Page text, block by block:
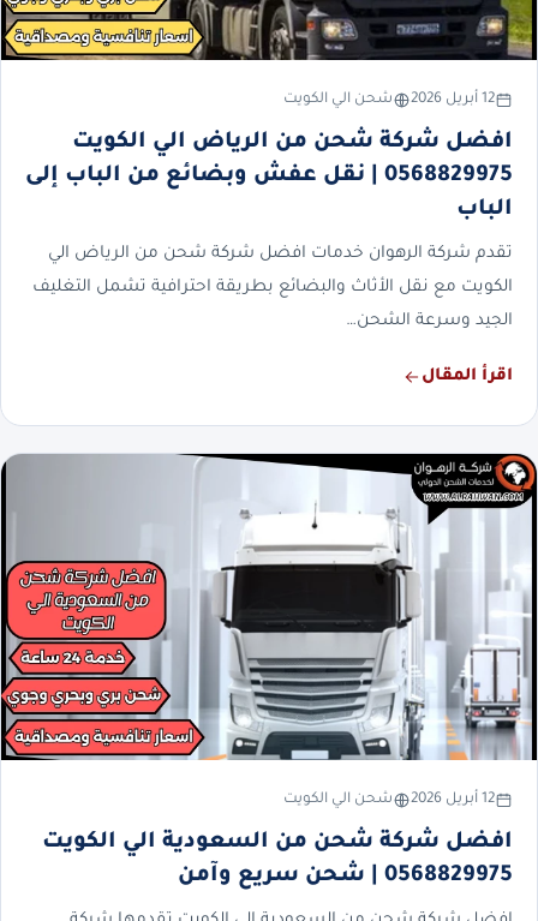
12 أبريل 2026 شحن الي الكويت
افضل شركة شحن من الرياض الي الكويت
0568829975 | نقل عفش وبضائع من الباب إلى
الباب
تقدم شركة الرهوان خدمات افضل شركة شحن من الرياض الي
الكويت مع نقل الأثاث والبضائع بطريقة احترافية تشمل التغليف
الجيد وسرعة الشحن…
اقرأ المقال
12 أبريل 2026 شحن الي الكويت
افضل شركة شحن من السعودية الي الكويت
0568829975 | شحن سريع وآمن